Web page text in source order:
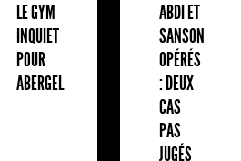
LE GYM
INQUIET
POUR
ABERGEL
ABDI ET
SANSON
OPÉRÉS
: DEUX
CAS
PAS
JUGÉS